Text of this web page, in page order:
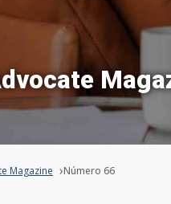
Magazine Número 66